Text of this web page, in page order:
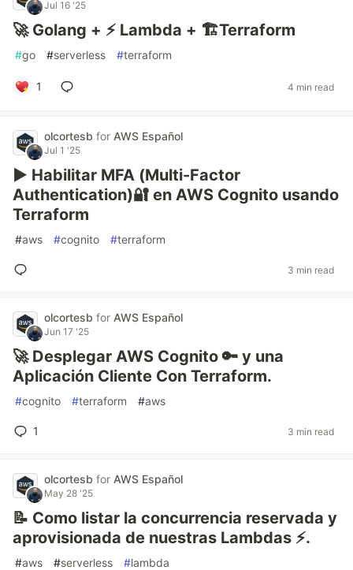
Jul 16 '25
🚀 Golang + ⚡ Lambda + 🏗️Terraform
#go #serverless #terraform
1 4 min read
olcortesb for AWS Español
Jul 1 '25
▶️ Habilitar MFA (Multi-Factor
Authentication)🔐 en AWS Cognito usando
Terraform
#aws #cognito #terraform
3 min read
olcortesb for AWS Español
Jun 17 '25
🚀 Desplegar AWS Cognito 🔑 y una
Aplicación Cliente Con Terraform.
#cognito #terraform #aws
1 3 min read
olcortesb for AWS Español
May 28 '25
📝 Como listar la concurrencia reservada y
aprovisionada de nuestras Lambdas ⚡.
#aws #serverless #lambda